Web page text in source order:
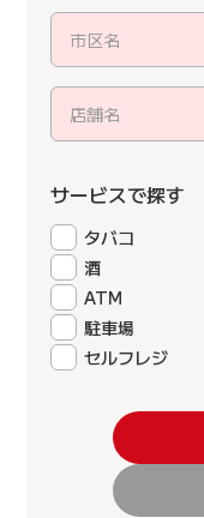
市区名
店舗名
サービスで探す
タバコ
酒
ATM
駐車場
セルフレジ